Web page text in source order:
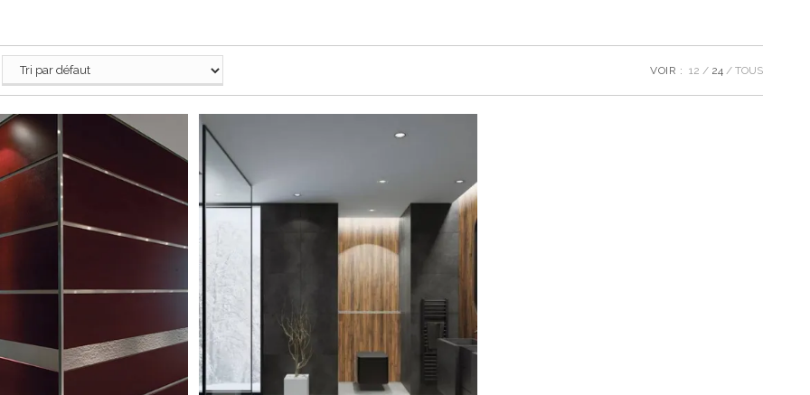
VOIR : 12 24 TOUS